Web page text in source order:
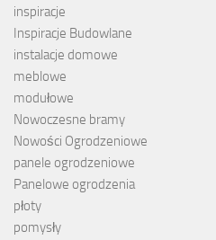
inspiracje
Inspiracje Budowlane
instalacje domowe
meblowe
modułowe
Nowoczesne bramy
Nowości Ogrodzeniowe
panele ogrodzeniowe
Panelowe ogrodzenia
płoty
pomysły